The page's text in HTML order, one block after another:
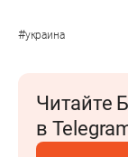
#украина
Читайте
в